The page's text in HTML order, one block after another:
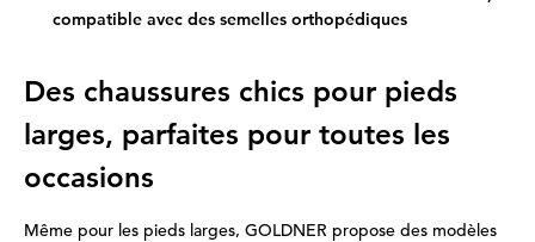
compatible avec des semelles orthopédiques
Des chaussures chics pour pieds
larges, parfaites pour toutes les
occasions
Même pour les pieds larges, GOLDNER propose des modèles